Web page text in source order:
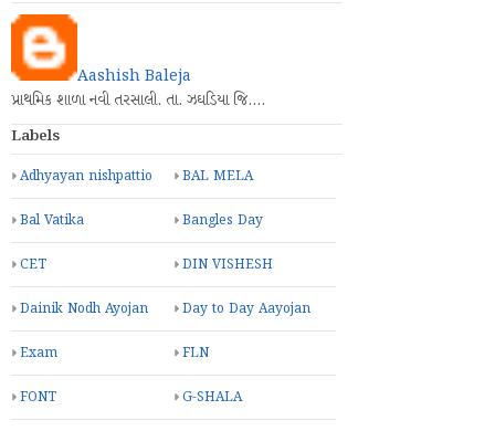
Aashish Baleja
પ્રાથમિક શાળા નવી તરસાલી. તા. ઝઘડિયા જિ.…
Labels
Adhyayan nishpattio BAL MELA
Bal Vatika Bangles Day
CET DIN VISHESH
Dainik Nodh Ayojan Day to Day Aayojan
Exam FLN
FONT G-SHALA